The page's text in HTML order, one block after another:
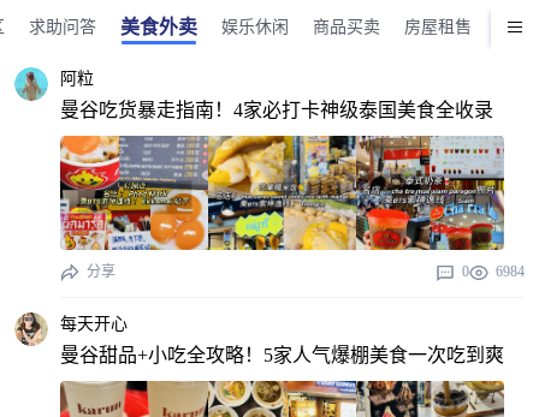
求助问答 美食外卖 娱乐休闲 商品买卖 房屋租售 商业
阿粒
曼谷吃货暴走指南！4家必打卡神级泰国美食全收录
分享 0 6984
每天开心
曼谷甜品+小吃全攻略！5家人气爆棚美食一次吃到爽